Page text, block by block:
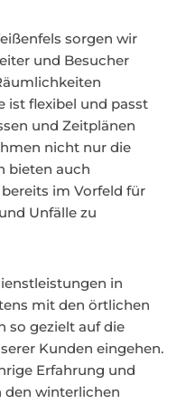
sorgen wir
und Besucher
ist flexibel und passt
und Zeitplänen
nicht nur die
bieten auch
im Vorfeld für
Unfälle zu
in
mit den örtlichen
so gezielt auf die
Kunden eingehen.
Erfahrung und
den winterlichen